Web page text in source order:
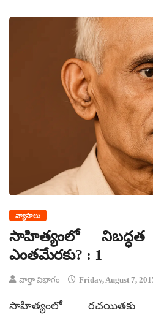
వ్యాసాలు
సాహిత్యంలో
ఎంతమేరకు? : 1
వార్తా విభాగం Friday, August 7,
సాహిత్యంలో రచయితకు